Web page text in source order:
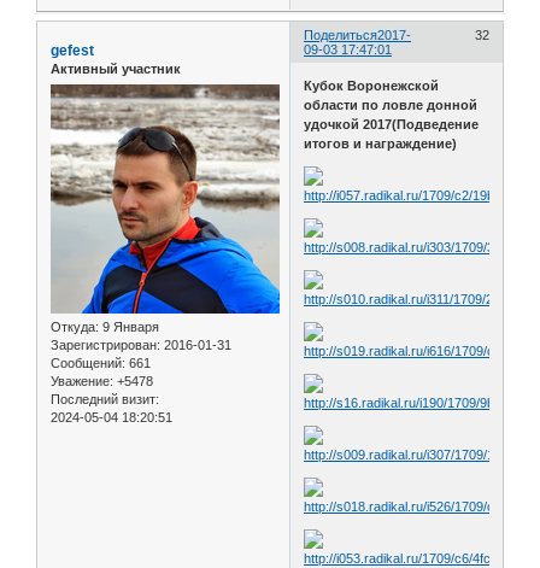
Поделиться 32
2017-
09-03 17:47:01
gefest
Активный участник
Откуда: 9 Января
Зарегистрирован: 2016-01-31
Сообщений: 661
Уважение: +5478
Последний визит:
2024-05-04 18:20:51
Кубок Воронежской
области по ловле донной
удочкой 2017(Подведение
итогов и награждение)